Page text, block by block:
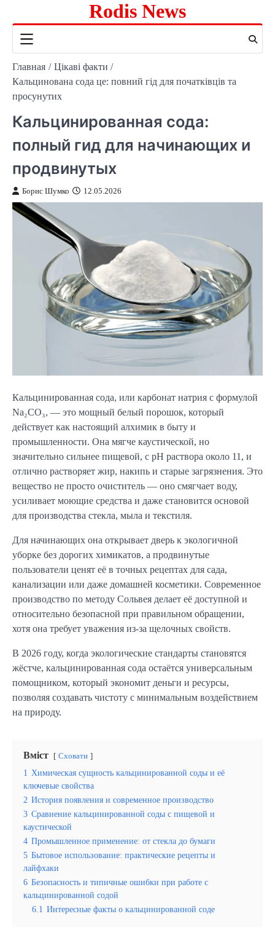
содержимому
Rodis News
Главная
Цікаві факти
Кальцинована сода це: повний гід для початківців та
просунутих
Кальцинированная сода:
полный гид для начинающих и
продвинутых
Борис Шумко 12.05.2026
Кальцинированная сода, или карбонат натрия с формулой
Na₂CO₃, — это мощный белый порошок, который
действует как настоящий алхимик в быту и
промышленности. Она мягче каустической, но
значительно сильнее пищевой, с pH раствора около 11, и
отлично растворяет жир, накипь и старые загрязнения. Это
вещество не просто очиститель — оно смягчает воду,
усиливает моющие средства и даже становится основой
для производства стекла, мыла и текстиля.
Для начинающих она открывает дверь к экологичной
уборке без дорогих химикатов, а продвинутые
пользователи ценят её в точных рецептах для сада,
канализации или даже домашней косметики. Современное
производство по методу Сольвея делает её доступной и
относительно безопасной при правильном обращении,
хотя она требует уважения из-за щелочных свойств.
В 2026 году, когда экологические стандарты становятся
жёстче, кальцинированная сода остаётся универсальным
помощником, который экономит деньги и ресурсы,
позволяя создавать чистоту с минимальным воздействием
на природу.
Вміст Сховати
1 Химическая сущность кальцинированной соды и её
ключевые свойства
2 История появления и современное производство
3 Сравнение кальцинированной соды с пищевой и
каустической
4 Промышленное применение: от стекла до бумаги
5 Бытовое использование: практические рецепты и
лайфхаки
6 Безопасность и типичные ошибки при работе с
кальцинированной содой
6.1 Интересные факты о кальцинированной соде